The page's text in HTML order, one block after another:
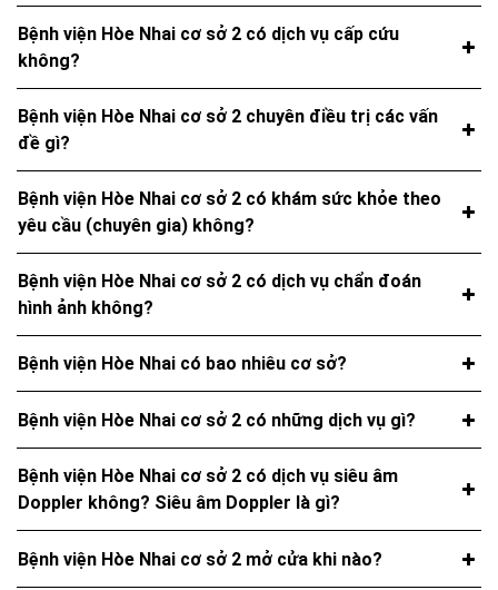
Bệnh viện Hòe Nhai cơ sở 2 có dịch vụ cấp cứu
không?
Bệnh viện Hòe Nhai cơ sở 2 chuyên điều trị các vấn
đề gì?
Bệnh viện Hòe Nhai cơ sở 2 có khám sức khỏe theo
yêu cầu (chuyên gia) không?
Bệnh viện Hòe Nhai cơ sở 2 có dịch vụ chẩn đoán
hình ảnh không?
Bệnh viện Hòe Nhai có bao nhiêu cơ sở?
Bệnh viện Hòe Nhai cơ sở 2 có những dịch vụ gì?
Bệnh viện Hòe Nhai cơ sở 2 có dịch vụ siêu âm
Doppler không? Siêu âm Doppler là gì?
Bệnh viện Hòe Nhai cơ sở 2 mở cửa khi nào?